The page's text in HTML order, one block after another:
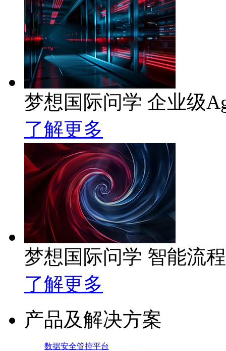
梦想国际问学 企业级
了解更多
梦想国际问学 智能流
了解更多
产品及解决方案
数据安全管控平台